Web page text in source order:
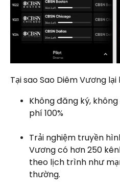
Tại sao Sao Diêm Vương
Không đăng ký,
phí 100%
Trải nghiệm truyền
Vương có hơn 250
theo lịch trình như
thường.